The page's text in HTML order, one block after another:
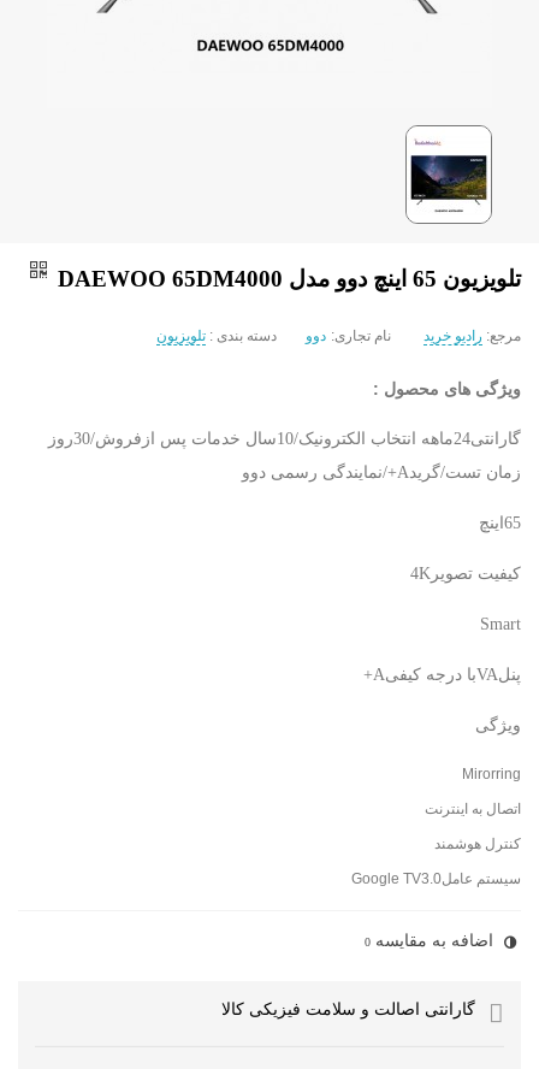
تلویزیون 65 اینچ دوو مدل DAEWOO 65DM4000
مرجع: رادیو خرید نام تجاری: دوو دسته بندی : تلویزیون
ویژگی های محصول :
گارانتی24ماهه انتخاب الکترونیک/10سال خدمات پس ازفروش/30روز
زمان تست/گریدA+/نمایندگی رسمی دوو
65اینچ
کیفیت تصویر4K
Smart
پنلVAبا درجه کیفیA+
ویژگی
Mirorring
اتصال به اینترنت
کنترل هوشمند
سیستم عاملGoogle TV3.0
اضافه به مقایسه 0
گارانتی اصالت و سلامت فیزیکی کالا